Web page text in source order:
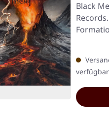
Black